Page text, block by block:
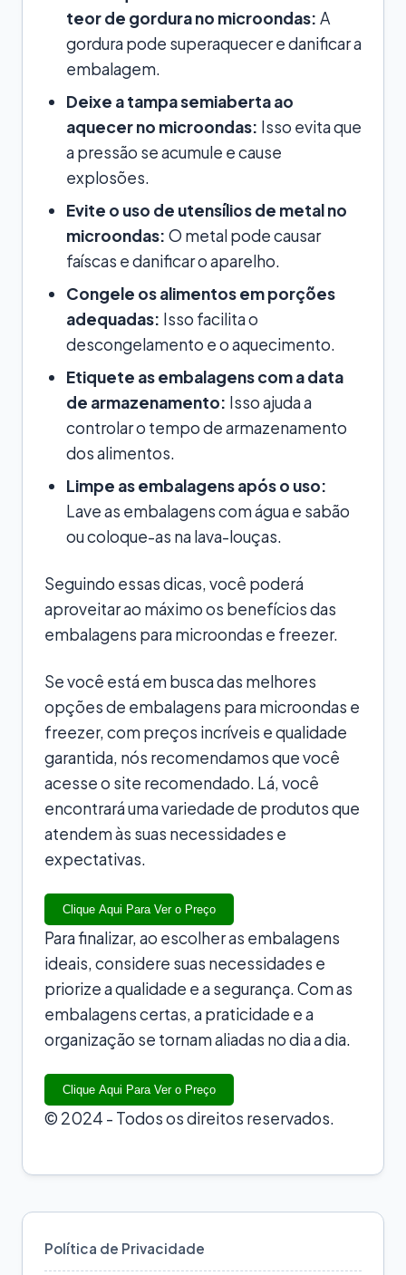
teor de gordura no microondas: A
gordura pode superaquecer e danificar a
embalagem.
Deixe a tampa semiaberta ao
aquecer no microondas: Isso evita que
a pressão se acumule e cause
explosões.
Evite o uso de utensílios de metal no
microondas: O metal pode causar
faíscas e danificar o aparelho.
Congele os alimentos em porções
adequadas: Isso facilita o
descongelamento e o aquecimento.
Etiquete as embalagens com a data
de armazenamento: Isso ajuda a
controlar o tempo de armazenamento
dos alimentos.
Limpe as embalagens após o uso:
Lave as embalagens com água e sabão
ou coloque-as na lava-louças.
Seguindo essas dicas, você poderá
aproveitar ao máximo os benefícios das
embalagens para microondas e freezer.
Se você está em busca das melhores
opções de embalagens para microondas e
freezer, com preços incríveis e qualidade
garantida, nós recomendamos que você
acesse o site recomendado. Lá, você
encontrará uma variedade de produtos que
atendem às suas necessidades e
expectativas.
Clique Aqui Para Ver o Preço
Para finalizar, ao escolher as embalagens
ideais, considere suas necessidades e
priorize a qualidade e a segurança. Com as
embalagens certas, a praticidade e a
organização se tornam aliadas no dia a dia.
Clique Aqui Para Ver o Preço
© 2024 - Todos os direitos reservados.
Política de Privacidade